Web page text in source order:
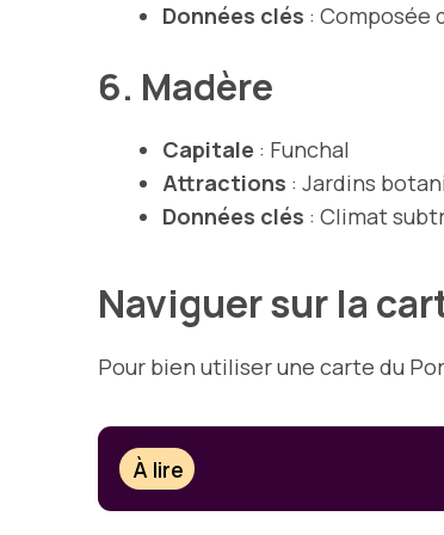
Données clés : Composée
6. Madère
Capitale : Funchal
Attractions : Jardins
Données clés : Climat
Naviguer sur la
Pour bien utiliser une carte du
À lire